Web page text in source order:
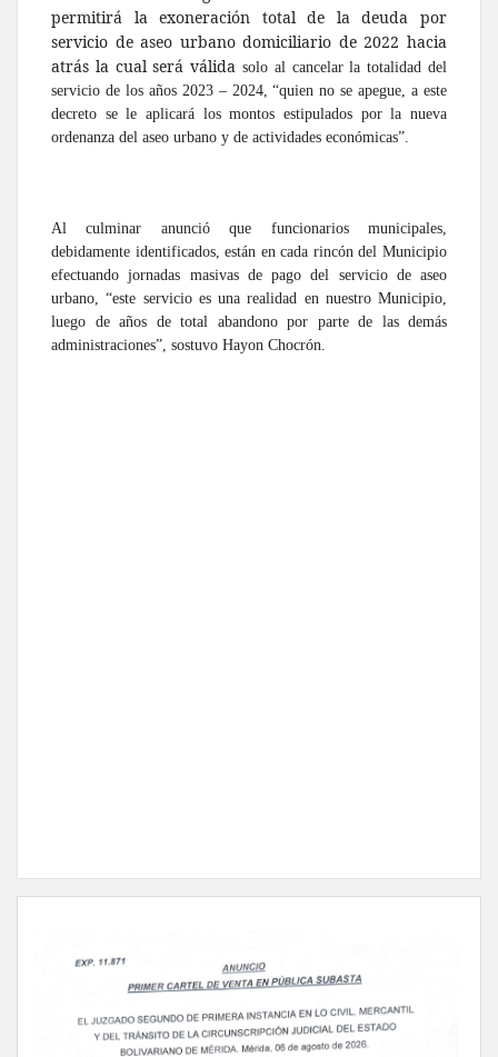
permitirá la exoneración total de la deuda por
servicio de aseo urbano domiciliario de 2022 hacia
atrás la cual será válida solo al cancelar la totalidad del
servicio de los años 2023 – 2024, “quien no se apegue, a este
decreto se le aplicará los montos estipulados por la nueva
ordenanza del aseo urbano y de actividades económicas”.
Al culminar anunció que funcionarios municipales,
debidamente identificados, están en cada rincón del Municipio
efectuando jornadas masivas de pago del servicio de aseo
urbano, “este servicio es una realidad en nuestro Municipio,
luego de años de total abandono por parte de las demás
administraciones”, sostuvo Hayon Chocrón.